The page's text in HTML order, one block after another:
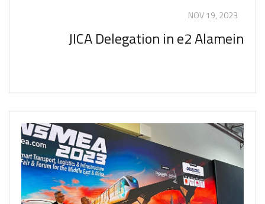
NOV 19, 2023
JICA Delegation in e2 Alamein